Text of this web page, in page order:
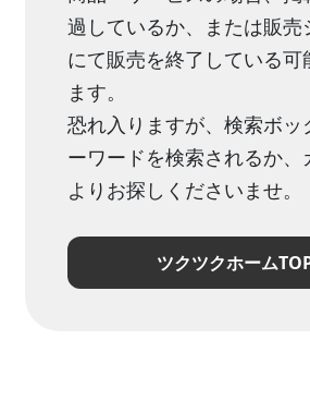
過しているか、または販売
にて販売を終了している可
ます。
恐れ入りますが、検索ボッ
ーワードを検索されるか、
よりお探しくださいませ。
ツクツクホーム